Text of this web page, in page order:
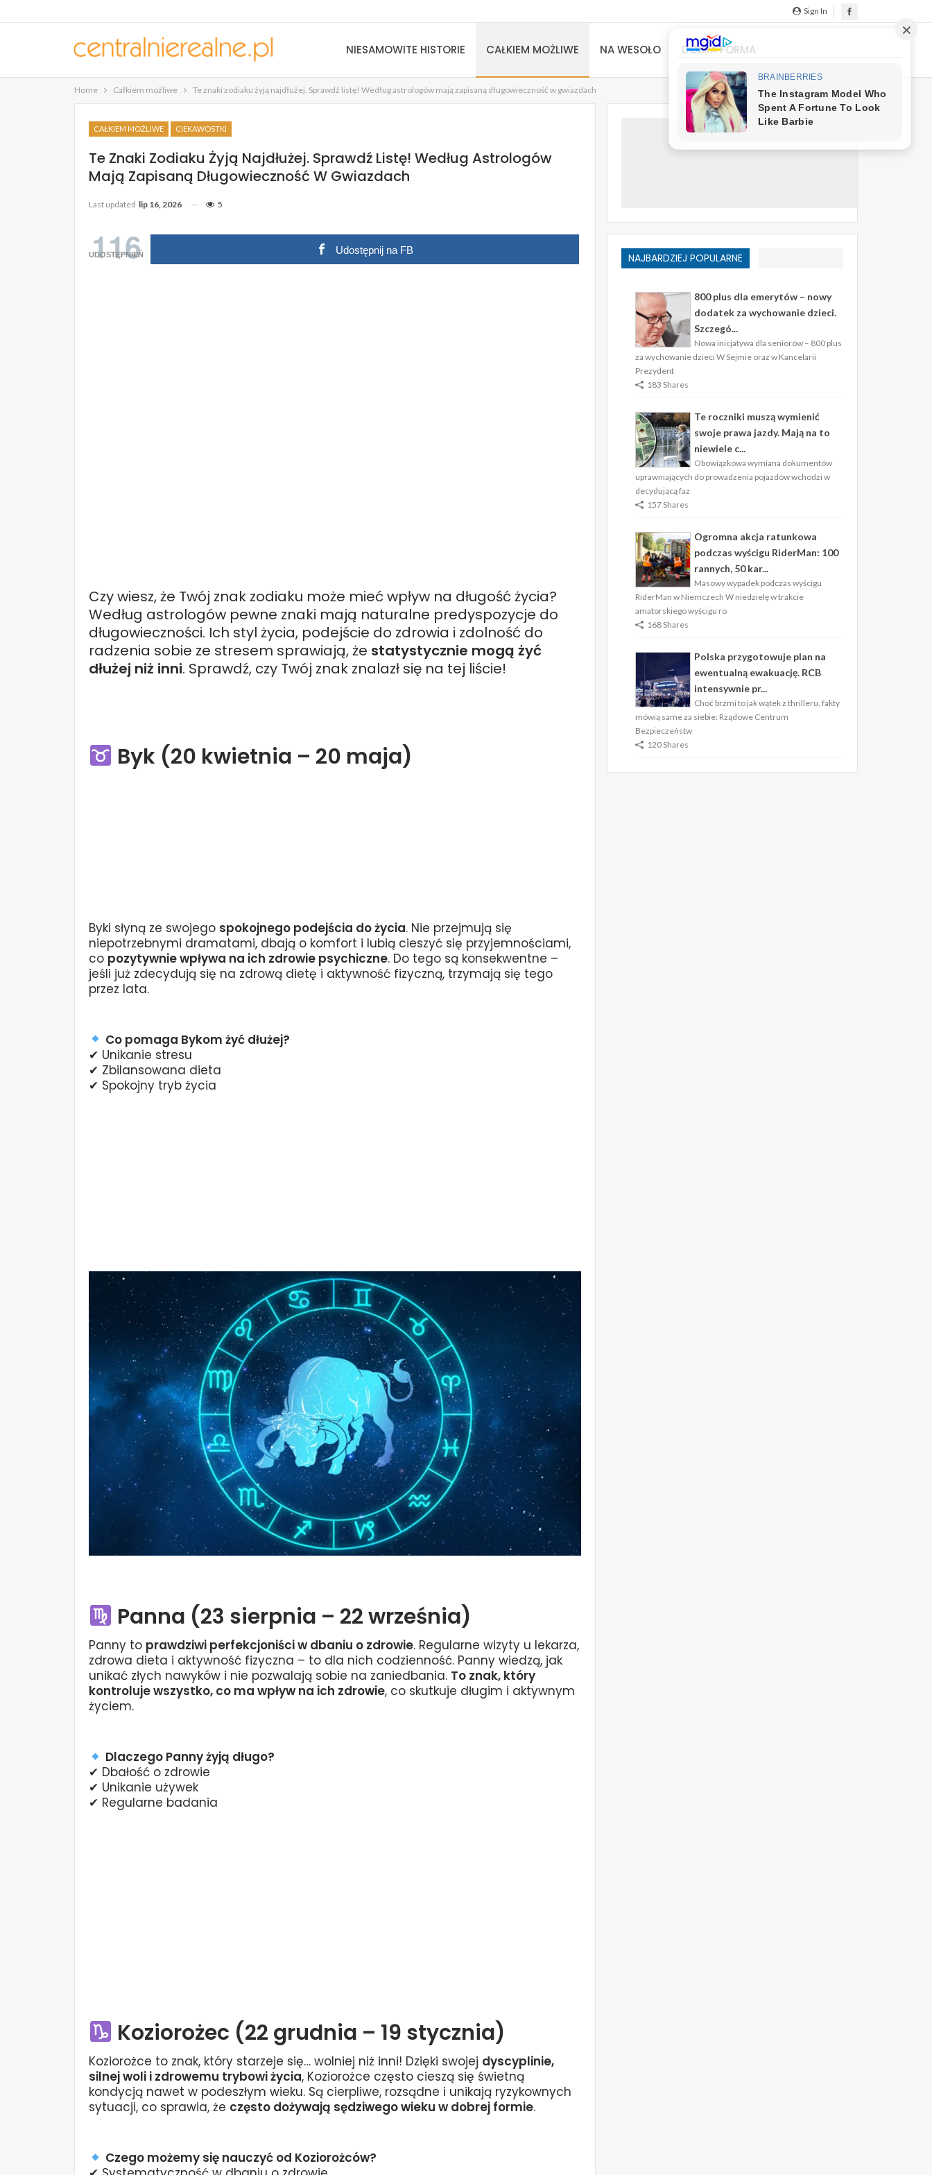
Sign In
NIESAMOWITE HISTORIE CAŁKIEM MOŻLIWE NA WESOŁO DOBRA FORMA
Home Całkiem możliwe Te znaki zodiaku żyją najdłużej. Sprawdź listę! Według astrologów mają zapisaną długowieczność w gwiazdach
CAŁKIEM MOŻLIWE CIEKAWOSTKI
Te Znaki Zodiaku Żyją Najdłużej. Sprawdź Listę! Według Astrologów
Mają Zapisaną Długowieczność W Gwiazdach
Last updated lip 16, 2026 5
116
UDOSTĘPNIEŃ Udostępnij na FB
Czy wiesz, że Twój znak zodiaku może mieć wpływ na długość życia?
Według astrologów pewne znaki mają naturalne predyspozycje do
długowieczności. Ich styl życia, podejście do zdrowia i zdolność do
radzenia sobie ze stresem sprawiają, że statystycznie mogą żyć
dłużej niż inni. Sprawdź, czy Twój znak znalazł się na tej liście!
Byk (20 kwietnia – 20 maja)
Byki słyną ze swojego spokojnego podejścia do życia. Nie przejmują się
niepotrzebnymi dramatami, dbają o komfort i lubią cieszyć się przyjemnościami,
co pozytywnie wpływa na ich zdrowie psychiczne. Do tego są konsekwentne –
jeśli już zdecydują się na zdrową dietę i aktywność fizyczną, trzymają się tego
przez lata.
Co pomaga Bykom żyć dłużej?
✔ Unikanie stresu
✔ Zbilansowana dieta
✔ Spokojny tryb życia
Panna (23 sierpnia – 22 września)
Panny to prawdziwi perfekcjoniści w dbaniu o zdrowie. Regularne wizyty u lekarza,
zdrowa dieta i aktywność fizyczna – to dla nich codzienność. Panny wiedzą, jak
unikać złych nawyków i nie pozwalają sobie na zaniedbania. To znak, który
kontroluje wszystko, co ma wpływ na ich zdrowie, co skutkuje długim i aktywnym
życiem.
Dlaczego Panny żyją długo?
✔ Dbałość o zdrowie
✔ Unikanie używek
✔ Regularne badania
Koziorożec (22 grudnia – 19 stycznia)
Koziorożce to znak, który starzeje się… wolniej niż inni! Dzięki swojej dyscyplinie,
silnej woli i zdrowemu trybowi życia, Koziorożce często cieszą się świetną
kondycją nawet w podeszłym wieku. Są cierpliwe, rozsądne i unikają ryzykownych
sytuacji, co sprawia, że często dożywają sędziwego wieku w dobrej formie.
Czego możemy się nauczyć od Koziorożców?
NAJBARDZIEJ POPULARNE
800 plus dla emerytów – nowy
dodatek za wychowanie dzieci.
Szczegó...
Nowa inicjatywa dla seniorów – 800 plus
za wychowanie dzieci W Sejmie oraz w Kancelarii
Prezydent
183 Shares
Te roczniki muszą wymienić
swoje prawa jazdy. Mają na to
niewiele c...
Obowiązkowa wymiana dokumentów
uprawniających do prowadzenia pojazdów wchodzi w
decydującą faz
157 Shares
Ogromna akcja ratunkowa
podczas wyścigu RiderMan: 100
rannych, 50 kar...
Masowy wypadek podczas wyścigu
RiderMan w Niemczech W niedzielę w trakcie
amatorskiego wyścigu ro
168 Shares
Polska przygotowuje plan na
ewentualną ewakuację. RCB
intensywnie pr...
Choć brzmi to jak wątek z thrilleru, fakty
mówią same za siebie: Rządowe Centrum
Bezpieczeństw
120 Shares